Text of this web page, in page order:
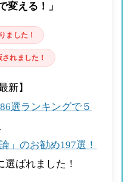
変える！」
ました！
れました！
新】
選ランキングで５
」のお勧め197選！
選ばれました！